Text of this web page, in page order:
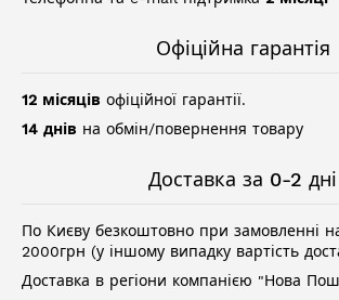
Офіційна гарантія
12 місяців офіційної гарантії.
14 днів на обмін/повернення товару
Доставка за 0-2 дні
По Києву безкоштовно при замовленні
2000грн (у іншому випадку вартість
Доставка в регіони компанією "Нова